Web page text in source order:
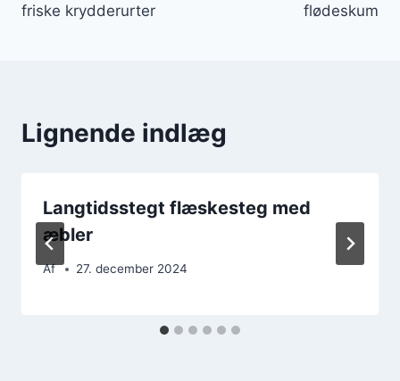
friske krydderurter
flødeskum
Lignende indlæg
Langtidsstegt flæskesteg med
æbler
Af 27. december 2024